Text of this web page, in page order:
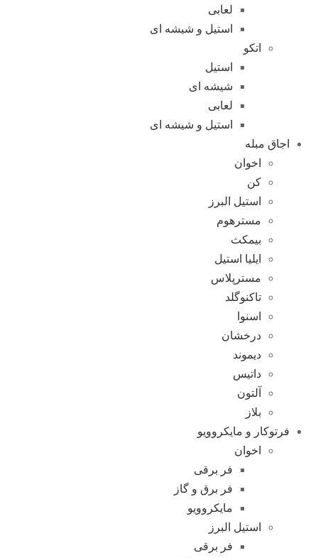
لعابی
استیل و شیشه ای
اتکو
استیل
شیشه ای
لعابی
استیل و شیشه ای
اجاق مبله
اخوان
کن
استیل البرز
مسترهوم
بیمکث
ایلیا استیل
مسترپلاس
تاکنوگلد
اسنوا
درخشان
دیموند
داتیس
آلتون
بلاز
فرتوکار و مایکروویو
اخوان
فر برقی
فر برق و گاز
مایکروویو
استیل البرز
فر برقی